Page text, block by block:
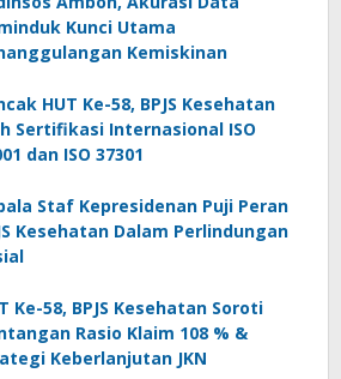
Kunci Utama
Kemiskinan
HUT Ke-58, BPJS Kesehatan
Sertifikasi Internasional ISO
dan ISO 37301
Staf Kepresidenan Puji Peran
Kesehatan Dalam Perlindungan
Ke-58, BPJS Kesehatan Soroti
Rasio Klaim 108 % &
Keberlanjutan JKN